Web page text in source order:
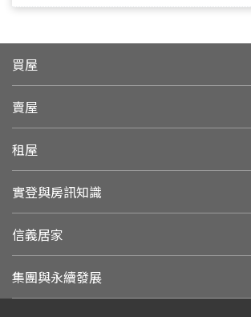
買屋
賣屋
租屋
實登與房訊知識
信義居家
集團與永續發展